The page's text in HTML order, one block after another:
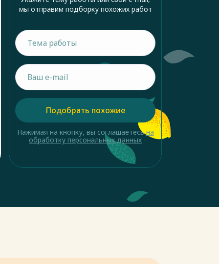
мы отправим подборку похожих работ
Подобрать похожие
Нажимая на кнопку, вы соглашаетесьна
обработку персональных данных